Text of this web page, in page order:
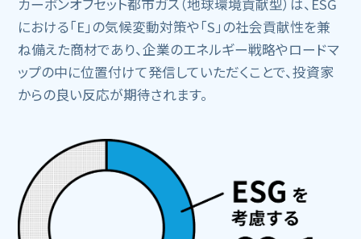
カーボンオフセット都市ガス（地球環境貢献型）は、ESG
における「E」の気候変動対策や「S」の社会貢献性を兼
ね備えた商材であり、企業のエネルギー戦略やロードマ
ップの中に位置付けて発信していただくことで、投資家
からの良い反応が期待されます。